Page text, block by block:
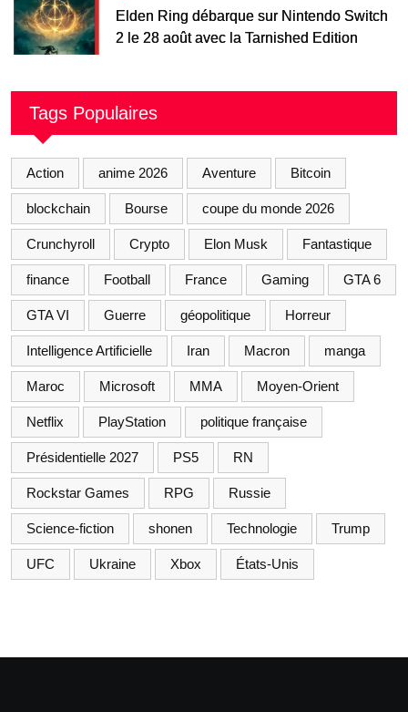
Elden Ring débarque sur Nintendo Switch
2 le 28 août avec la Tarnished Edition
Tags Populaires
Action anime 2026 Aventure Bitcoin
blockchain Bourse coupe du monde 2026
Crunchyroll Crypto Elon Musk Fantastique
finance Football France Gaming GTA 6
GTA VI Guerre géopolitique Horreur
Intelligence Artificielle Iran Macron manga
Maroc Microsoft MMA Moyen-Orient
Netflix PlayStation politique française
Présidentielle 2027 PS5 RN
Rockstar Games RPG Russie
Science-fiction shonen Technologie Trump
UFC Ukraine Xbox États-Unis